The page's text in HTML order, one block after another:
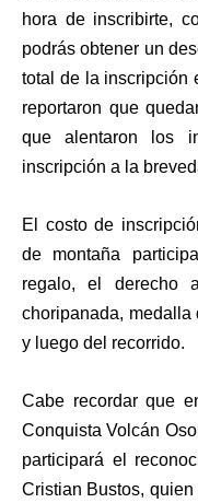
hora de inscribirte,
podrás obtener un
total de la inscripción
reportaron que
que alentaron los
inscripción a la
El costo de
de montaña
regalo, el derecho
choripanada, medalla
y luego del recorrido.
Cabe recordar que
Conquista Volcán
participará el
Cristian Bustos,